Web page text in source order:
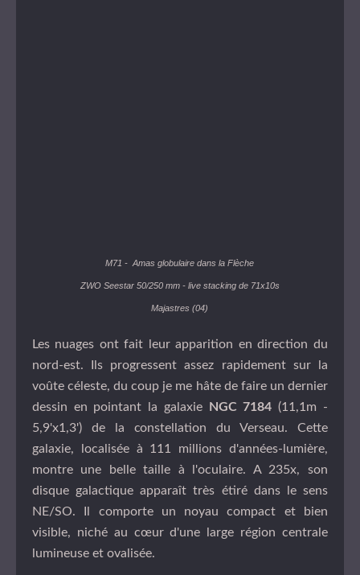
M71 - Amas globulaire dans la Flèche
ZWO Seestar 50/250 mm - live stacking de 71x10s
Majastres (04)
Les nuages ont fait leur apparition en direction du
nord-est. Ils progressent assez rapidement sur la
voûte céleste, du coup je me hâte de faire un dernier
dessin en pointant la galaxie
NGC 7184 (11,1m -
5,9'x1,3') de la constellation du Verseau. Cette
galaxie, localisée à 111 millions d'années-lumière,
montre une belle taille à l'oculaire. A 235x, son
disque galactique apparaît très étiré dans le sens
NE/SO. Il comporte un noyau compact et bien
visible, niché au cœur d'une large région centrale
lumineuse et ovalisée.